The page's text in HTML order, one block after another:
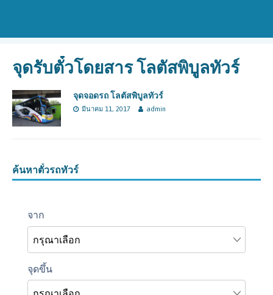
จุดรับตั๋วโดยสาร โลตัสพิบูลทัวร์
จุดจอดรถ โลตัสพิบูลทัวร์
มีนาคม 11, 2017 admin
ค้นหาตั๋วรถทัวร์